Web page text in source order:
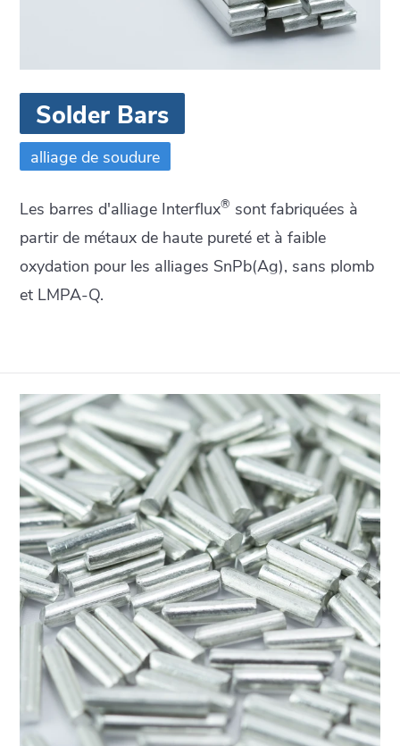
Solder Bars
alliage de soudure
Les barres d'alliage Interflux® sont fabriquées à
partir de métaux de haute pureté et à faible
oxydation pour les alliages SnPb(Ag), sans plomb
et LMPA-Q.